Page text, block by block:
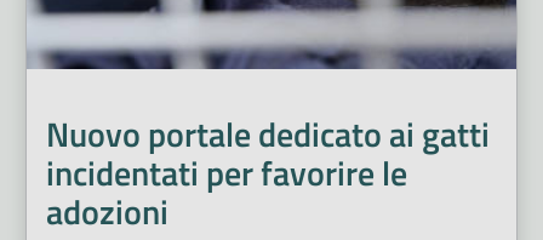
Nuovo portale dedicato ai gatti
incidentati per favorire le
adozioni